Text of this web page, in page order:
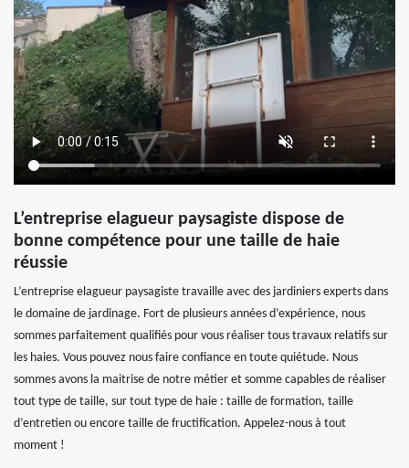
L’entreprise elagueur paysagiste dispose de
bonne compétence pour une taille de haie
réussie
L’entreprise elagueur paysagiste travaille avec des jardiniers experts dans
le domaine de jardinage. Fort de plusieurs années d’expérience, nous
sommes parfaitement qualifiés pour vous réaliser tous travaux relatifs sur
les haies. Vous pouvez nous faire confiance en toute quiétude. Nous
sommes avons la maitrise de notre métier et somme capables de réaliser
tout type de taille, sur tout type de haie : taille de formation, taille
d’entretien ou encore taille de fructification. Appelez-nous à tout
moment !